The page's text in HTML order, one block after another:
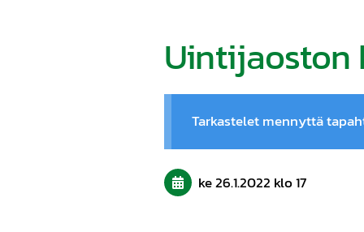
Uintijaoston
Tarkastelet mennyttä
ke 26.1.2022 klo 17